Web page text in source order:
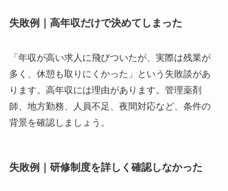
失敗例｜高年収だけで決めてしまった
「年収が高い求人に飛びついたが、実際は残業が
多く、休憩も取りにくかった」という失敗談があ
ります。高年収には理由があります。管理薬剤
師、地方勤務、人員不足、夜間対応など、条件の
背景を確認しましょう。
失敗例｜研修制度を詳しく確認しなかった